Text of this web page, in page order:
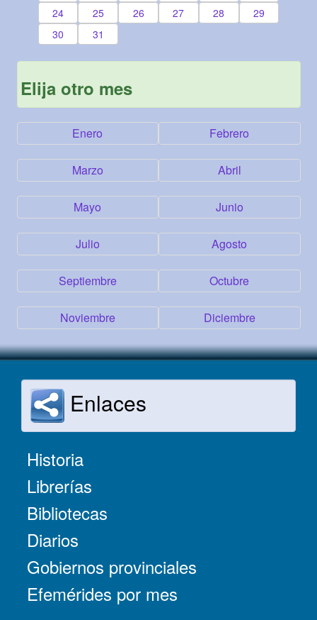
24
25 26 27 28
29
30
31
Elija otro mes
Enero Febrero
Marzo Abril
Mayo Junio
Julio Agosto
Septiembre Octubre
Noviembre Diciembre
Enlaces
Historia
Librerías
Bibliotecas
Diarios
Gobiernos provinciales
Efemérides por mes